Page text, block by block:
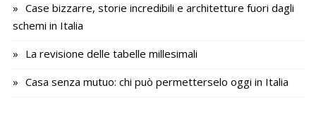
Case bizzarre, storie incredibili e architetture fuori dagli
schemi in Italia
La revisione delle tabelle millesimali
Casa senza mutuo: chi può permetterselo oggi in Italia